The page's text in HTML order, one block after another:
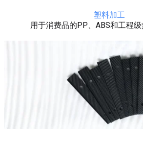
塑料加工
用于消费品的PP、ABS和工程级